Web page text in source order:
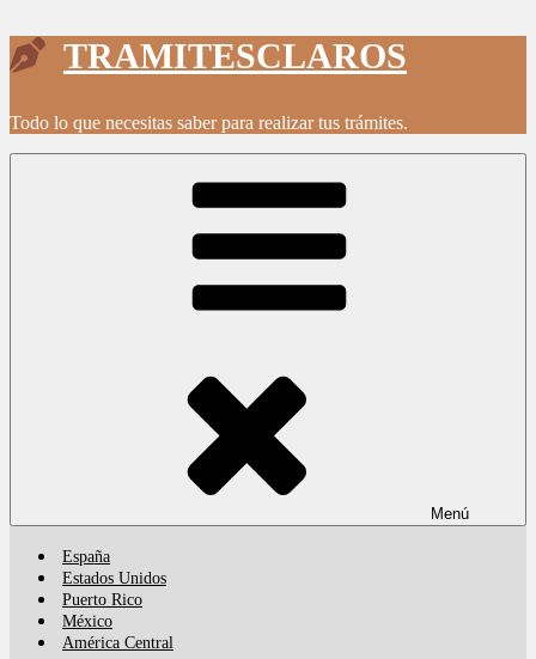
Saltar
al
TRAMITESCLAROS
Todo lo que necesitas saber para realizar tus trámites.
Menú
España
Estados Unidos
Puerto Rico
México
América Central